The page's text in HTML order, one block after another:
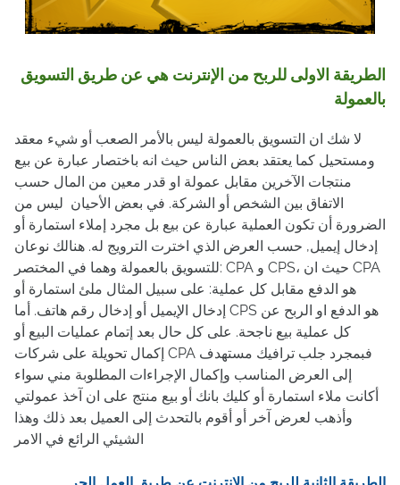
الطريقة الاولى للربح من الإنترنت هي عن طريق التسويق
بالعمولة
لا شك ان التسويق بالعمولة ليس بالأمر الصعب أو شيء معقد
ومستحيل كما يعتقد بعض الناس حيث انه باختصار عبارة عن بيع
منتجات الآخرين مقابل عمولة او قدر معين من المال حسب
الاتفاق بين الشخص أو الشركة. في بعض الأحيان ليس من
الضرورة أن تكون العملية عبارة عن بيع بل مجرد إملاء استمارة أو
إدخال إيميل, حسب العرض الذي اخترت الترويج له. هنالك نوعان
للتسويق بالعمولة وهما في المختصر: CPA و CPS، حيث ان CPA
هو الدفع مقابل كل عملية: على سبيل المثال ملئ استمارة أو
إدخال الإيميل أو إدخال رقم هاتف. أما CPS هو الدفع او الربح عن
كل عملية بيع ناجحة. على كل حال بعد إتمام عمليات البيع أو
إكمال تحويلة على شركات CPA فبمجرد جلب ترافيك مستهدف
إلى العرض المناسب وإكمال الإجراءات المطلوبة مني سواء
أكانت ملاء استمارة أو كليك بانك أو بيع منتج على ان آخذ عمولتي
وأذهب لعرض آخر أو أقوم بالتحدث إلى العميل بعد ذلك وهذا
الشيئي الرائع في الامر